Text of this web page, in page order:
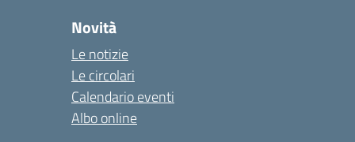
Novità
Le notizie
Le circolari
Calendario eventi
Albo online